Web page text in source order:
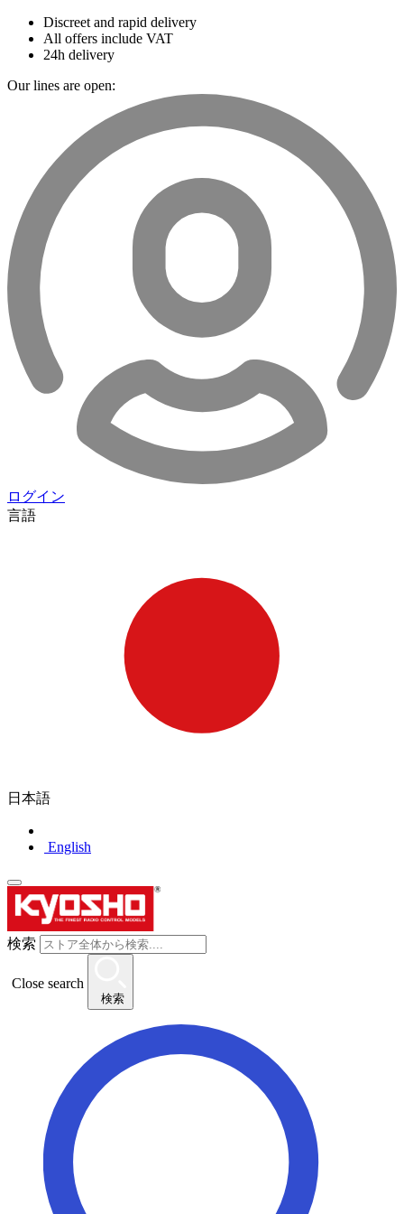
Discreet and rapid delivery
All offers include VAT
24h delivery
Our lines are open:
ログイン
言語
日本語
English
検索
Close search
検索